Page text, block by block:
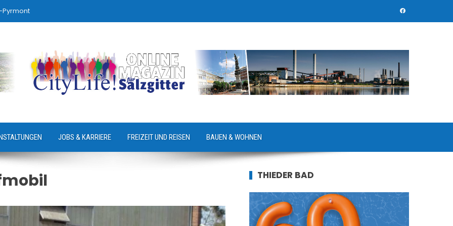
Pyrmont
JOBS & KARRIERE FREIZEIT UND REISEN BAUEN & WOHNEN
THIEDER BAD